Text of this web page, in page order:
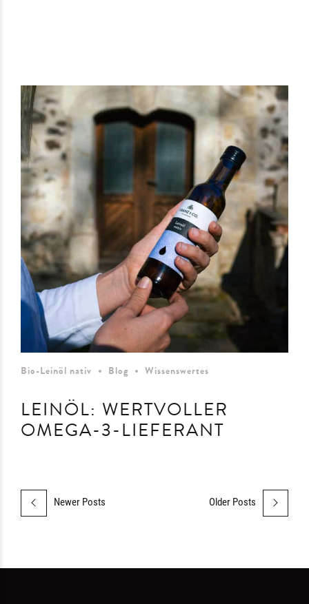
Bio-Leinöl nativ Blog Wissenswertes
LEINÖL: WERTVOLLER
OMEGA-3-LIEFERANT
Newer Posts Older Posts